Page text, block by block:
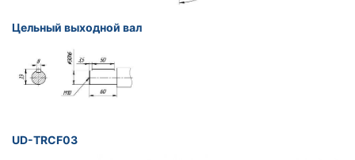
Цельный выходной вал
UD-TRCF03